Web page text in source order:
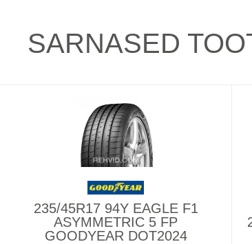
SARNASED
235/45R17 94Y EAGLE F1
ASYMMETRIC 5 FP
GOODYEAR DOT2024